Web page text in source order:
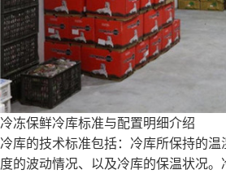
冷冻保鲜冷库标准与配置明细介绍
冷库的技术标准包括：冷库所保持的
度的波动情况、以及冷库的保温状况